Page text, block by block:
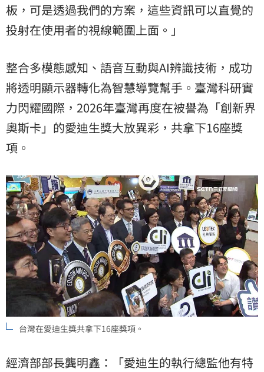
板，可是透過我們的方案，這些資訊可以直覺的
投射在使用者的視線範圍上面。」
整合多模態感知、語音互動與AI辨識技術，成功
將透明顯示器轉化為智慧導覽幫手。臺灣科研實
力閃耀國際，2026年臺灣再度在被譽為「創新界
奧斯卡」的愛迪生獎大放異彩，共拿下16座獎
項。
台灣在愛迪生獎共拿下16座獎項。
經濟部部長龔明鑫：「愛迪生的執行總監他有特